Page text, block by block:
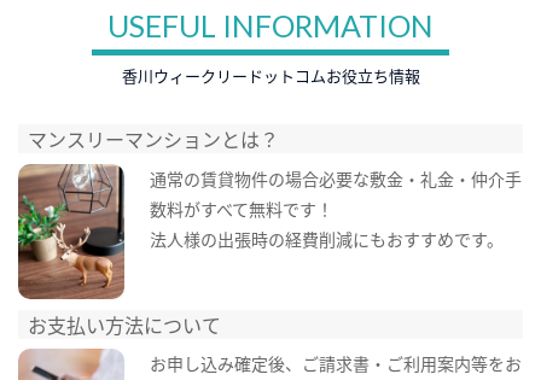
USEFUL INFORMATION
香川ウィークリードットコムお役立ち情報
マンスリーマンションとは？
通常の賃貸物件の場合必要な敷金・礼金・仲介手
数料がすべて無料です！
法人様の出張時の経費削減にもおすすめです。
お支払い方法について
お申し込み確定後、ご請求書・ご利用案内等をお